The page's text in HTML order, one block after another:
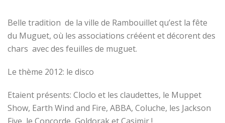
Belle tradition de la ville de Rambouillet qu’est la fête
du Muguet, où les associations crééent et décorent des
chars avec des feuilles de muguet.
Le thème 2012: le disco
Etaient présents: Cloclo et les claudettes, le Muppet
Show, Earth Wind and Fire, ABBA, Coluche, les Jackson